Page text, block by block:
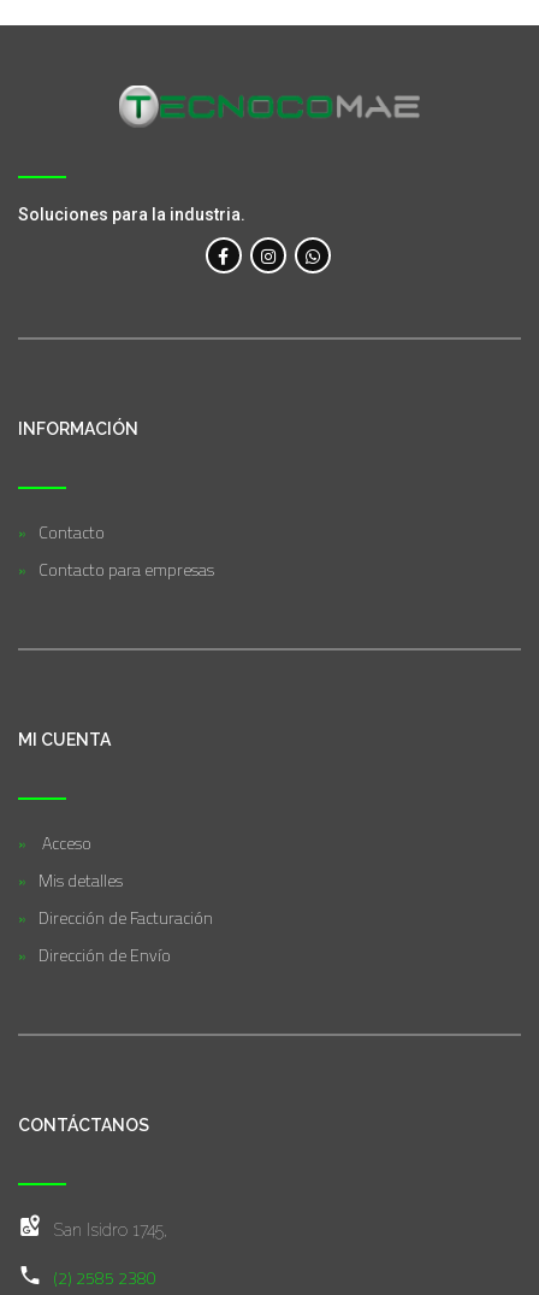
Soluciones para la industria.
INFORMACIÓN
Contacto
Contacto para empresas
MI CUENTA
Acceso
Mis detalles
Dirección de Facturación
Dirección de Envío
CONTÁCTANOS
San Isidro 1745,
(2) 2585 2380